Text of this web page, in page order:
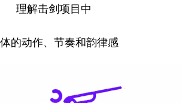
理解击剑项目中
的动作、节奏和韵律感